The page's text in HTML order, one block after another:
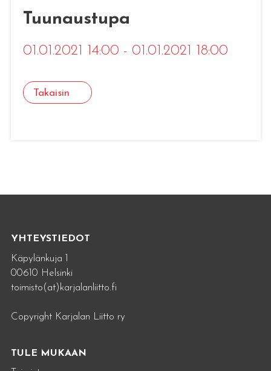
Tuunaustupa
01.01.2021 14:00 - 01.01.2021 18:00
Takaisin
YHTEYSTIEDOT
Käpylänkuja 1
00610 Helsinki
toimisto(at)karjalanliitto.fi
Copyright Karjalan Liitto ry
TULE MUKAAN